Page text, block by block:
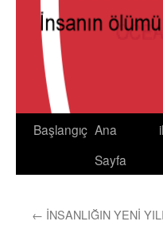
Başlangıç Ana
Sayfa
← İNSANLIĞIN YENİ